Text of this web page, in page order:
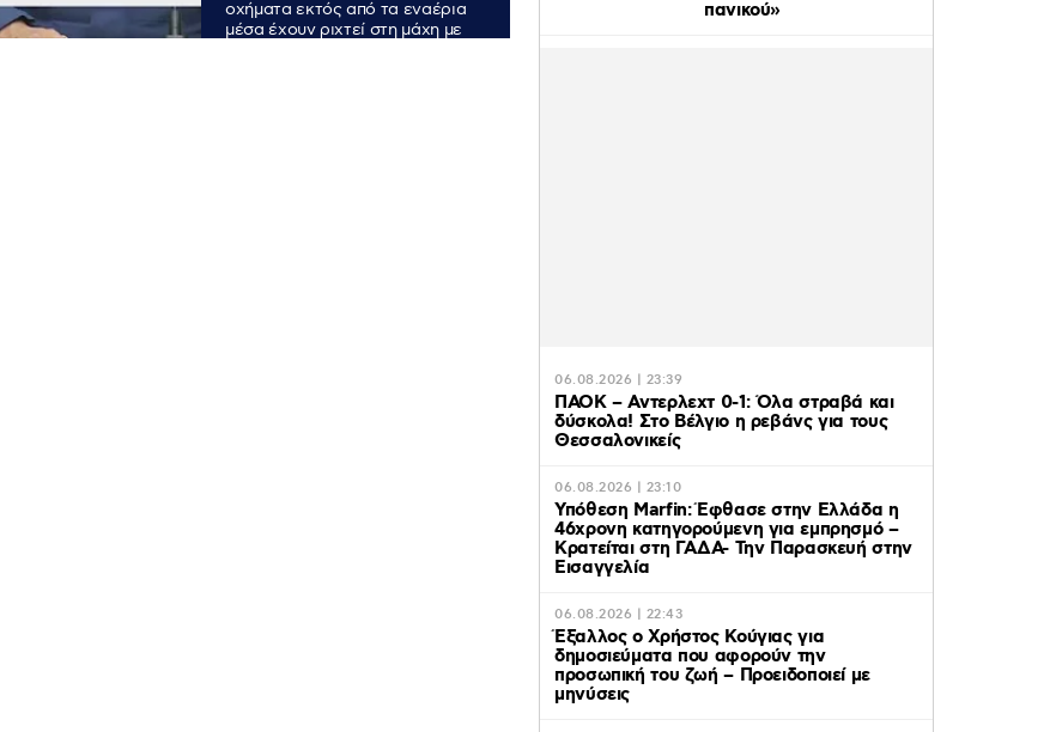
οχήματα εκτός από τα εναέρια
μέσα έχουν ριχτεί στη μάχη με
πανικού»
06.08.2026 | 23:39
ΠΑΟΚ – Αντερλεχτ 0-1: Όλα στραβά και
δύσκολα! Στο Βέλγιο η ρεβάνς για τους
Θεσσαλονικείς
06.08.2026 | 23:10
Υπόθεση Marfin: Έφθασε στην Ελλάδα η
46χρονη κατηγορούμενη για εμπρησμό –
Κρατείται στη ΓΑΔΑ- Την Παρασκευή στην
Εισαγγελία
06.08.2026 | 22:43
Έξαλλος ο Χρήστος Κούγιας για
δημοσιεύματα που αφορούν την
προσωπική του ζωή – Προειδοποιεί με
μηνύσεις